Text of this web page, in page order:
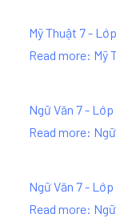
Mỹ Thuật 7 -
Read more: Mỹ
Ngữ Văn 7 - Lớp
Read more:
Ngữ Văn 7 -
Read more: